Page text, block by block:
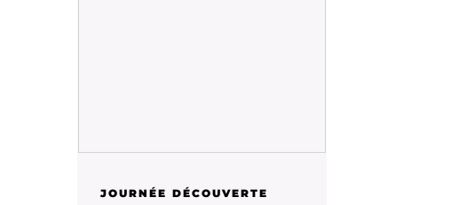
JOURNÉE DÉCOUVERTE